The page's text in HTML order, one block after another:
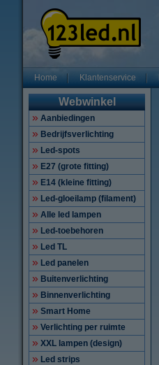
Home Klantenservice
Webwinkel
Aanbiedingen
Bedrijfsverlichting
Led-spots
E27 (grote fitting)
E14 (kleine fitting)
Led-gloeilamp (filament)
Alle led lampen
Led-toebehoren
Led TL
Led panelen
Buitenverlichting
Binnenverlichting
Smart Home
Verlichting per ruimte
XXL lampen (design)
Led strips